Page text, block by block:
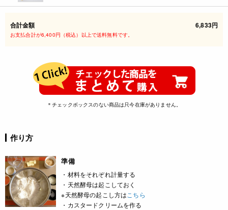
合計金額 6,833円
お支払合計が6,400円（税込）以上で送料無料です。
＊チェックボックスのない商品は只今在庫がありません。
作り方
準備
・材料をそれぞれ計量する
・天然酵母は起こしておく
※天然酵母の起こし方は こちら
・カスタードクリームを作る